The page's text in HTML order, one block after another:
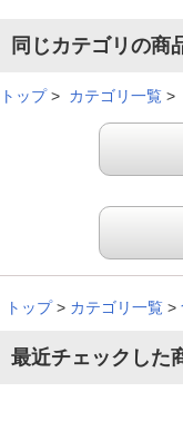
とても美
とても美味しかった
色々なところから購
詰まっていて美味し
同じカテゴリの商
トップ> カテゴリ一覧 >
トップ > カテゴリ一覧 >
最近チェックした